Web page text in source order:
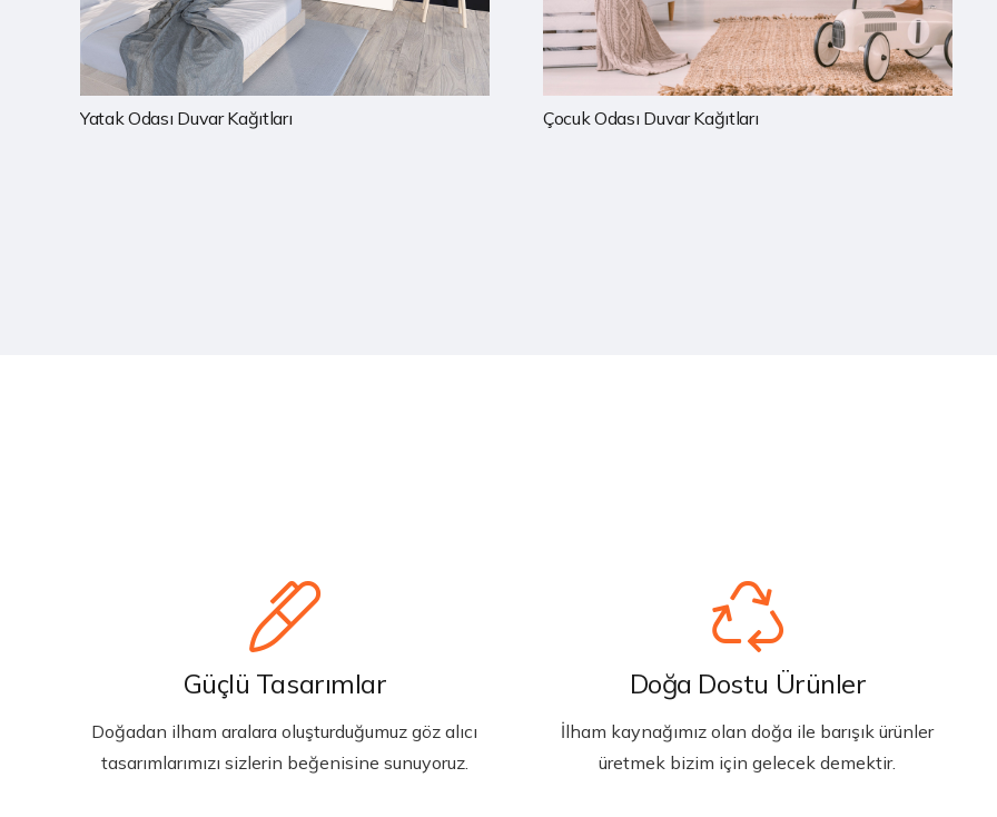
Çocuk Odası Duvar Kağıtları Mutfak Duvar Kağıtları
Güçlü Tasarımlar
Doğadan ilham aralara oluşturduğumuz göz alıcı
tasarımlarımızı sizlerin beğenisine sunuyoruz.
Doğa Dostu Ürünler
İlham kaynağımız olan doğa ile barışık ürünler
üretmek bizim için gelecek demektir.